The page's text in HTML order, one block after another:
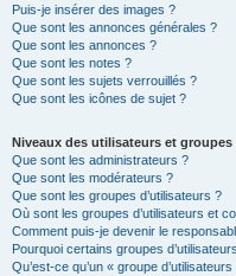
Puis-je insérer des images ?
Que sont les annonces générales ?
Que sont les annonces ?
Que sont les notes ?
Que sont les sujets verrouillés ?
Que sont les icônes de sujet ?
Niveaux des utilisateurs et groupes
Que sont les administrateurs ?
Que sont les modérateurs ?
Que sont les groupes d’utilisateurs ?
Où sont les groupes d’utilisateurs et
Comment puis-je devenir le
Pourquoi certains groupes
Qu’est-ce qu’un « groupe